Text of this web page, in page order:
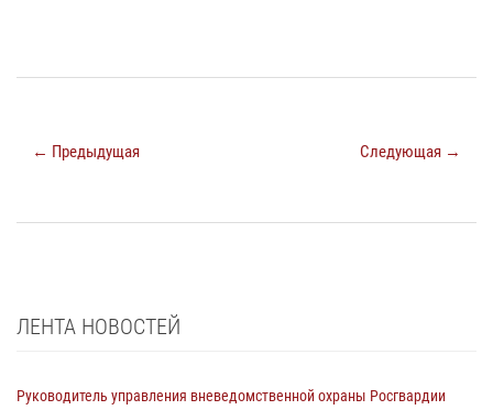
← Предыдущая Следующая →
ЛЕНТА НОВОСТЕЙ
Руководитель управления вневедомственной охраны Росгвардии